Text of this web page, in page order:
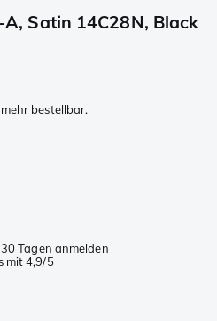
Satin 14C28N, Black
bestellbar.
Tagen anmelden
mit 4,9/5